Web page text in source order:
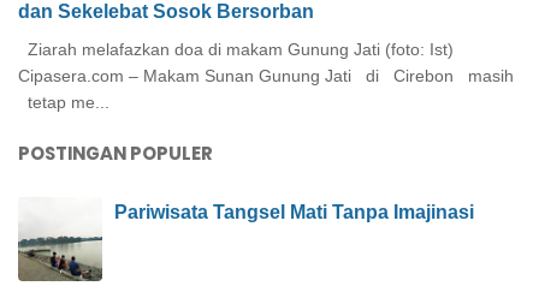
dan Sekelebat Sosok Bersorban
Ziarah melafazkan doa di makam Gunung Jati (foto: Ist)
Cipasera.com – Makam Sunan Gunung Jati di Cirebon masih
tetap me...
POSTINGAN POPULER
Pariwisata Tangsel Mati Tanpa Imajinasi